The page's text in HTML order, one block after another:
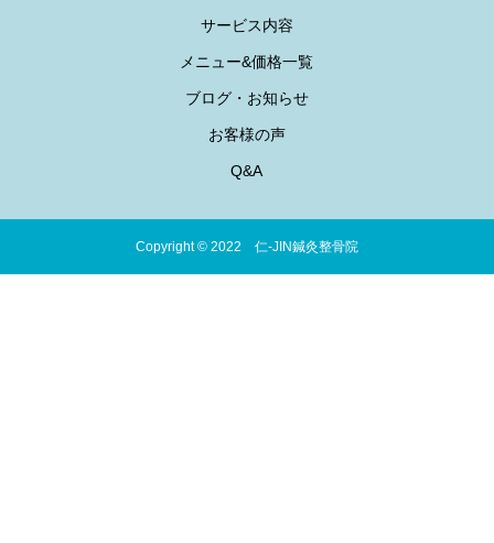
サービス内容
メニュー&価格一覧
ブログ・お知らせ
お客様の声
Q&A
Copyright © 2022 仁-JIN鍼灸整骨院